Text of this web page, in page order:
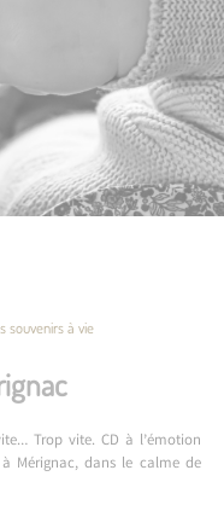
souvenirs à vie
Trop vite. CD à l’émotion
Mérignac, dans le calme de